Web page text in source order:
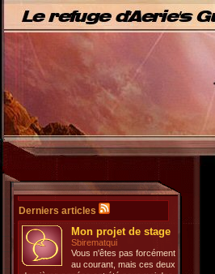
Derniers articles
Mon projet de stage
Sbirematqui
Vous n'êtes pas forcément
au courant, mais ces deux